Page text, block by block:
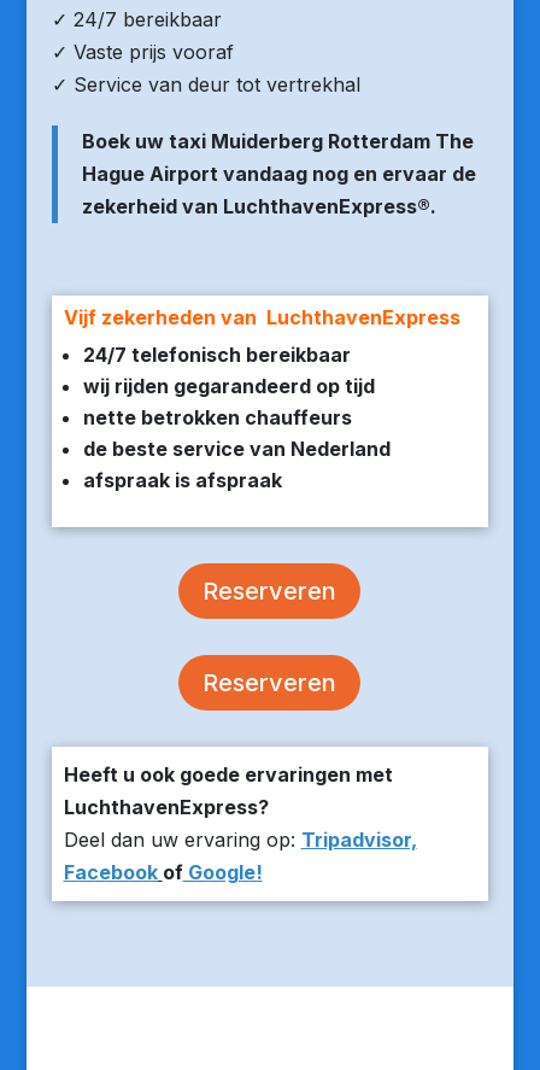
✓ 24/7 bereikbaar
✓ Vaste prijs vooraf
✓ Service van deur tot vertrekhal
Boek uw taxi Muiderberg Rotterdam The
Hague Airport vandaag nog en ervaar de
zekerheid van LuchthavenExpress®.
Vijf zekerheden van LuchthavenExpress
24/7 telefonisch bereikbaar
wij rijden gegarandeerd op tijd
nette betrokken chauffeurs
de beste service van Nederland
afspraak is afspraak
Reserveren
Reserveren
Heeft u ook goede ervaringen met
LuchthavenExpress?
Deel dan uw ervaring op: Tripadvisor,
Facebook ofGoogle!